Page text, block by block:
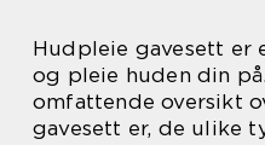
Hudpleie gavesett er
og pleie huden din
omfattende oversikt
gavesett er, de ulike